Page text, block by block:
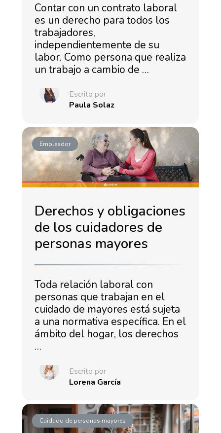
Contar con un contrato laboral
es un derecho para todos los
trabajadores,
independientemente de su
labor. Como persona que realiza
un trabajo a cambio de …
Escrito por
Paula Solaz
Empleador
Derechos y obligaciones
de los cuidadores de
personas mayores
Toda relación laboral con
personas que trabajan en el
cuidado de mayores está sujeta
a una normativa específica. En el
ámbito del hogar, los derechos
…
Escrito por
Lorena García
Cuidado de personas mayores